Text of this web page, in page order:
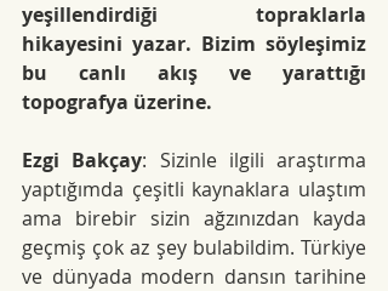
yeşillendirdiği topraklarla
hikayesini yazar. Bizim söyleşimiz
bu canlı akış ve yarattığı
topografya üzerine.
Ezgi Bakçay: Sizinle ilgili araştırma
yaptığımda çeşitli kaynaklara ulaştım
ama birebir sizin ağzınızdan kayda
geçmiş çok az şey bulabildim. Türkiye
ve dünyada modern dansın tarihine